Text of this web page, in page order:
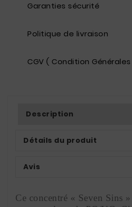
Garanties sécurité
Politique de livraison
CGV ( Condition
Description
Détails du produit
Avis
Ce concentré « Seven Sins